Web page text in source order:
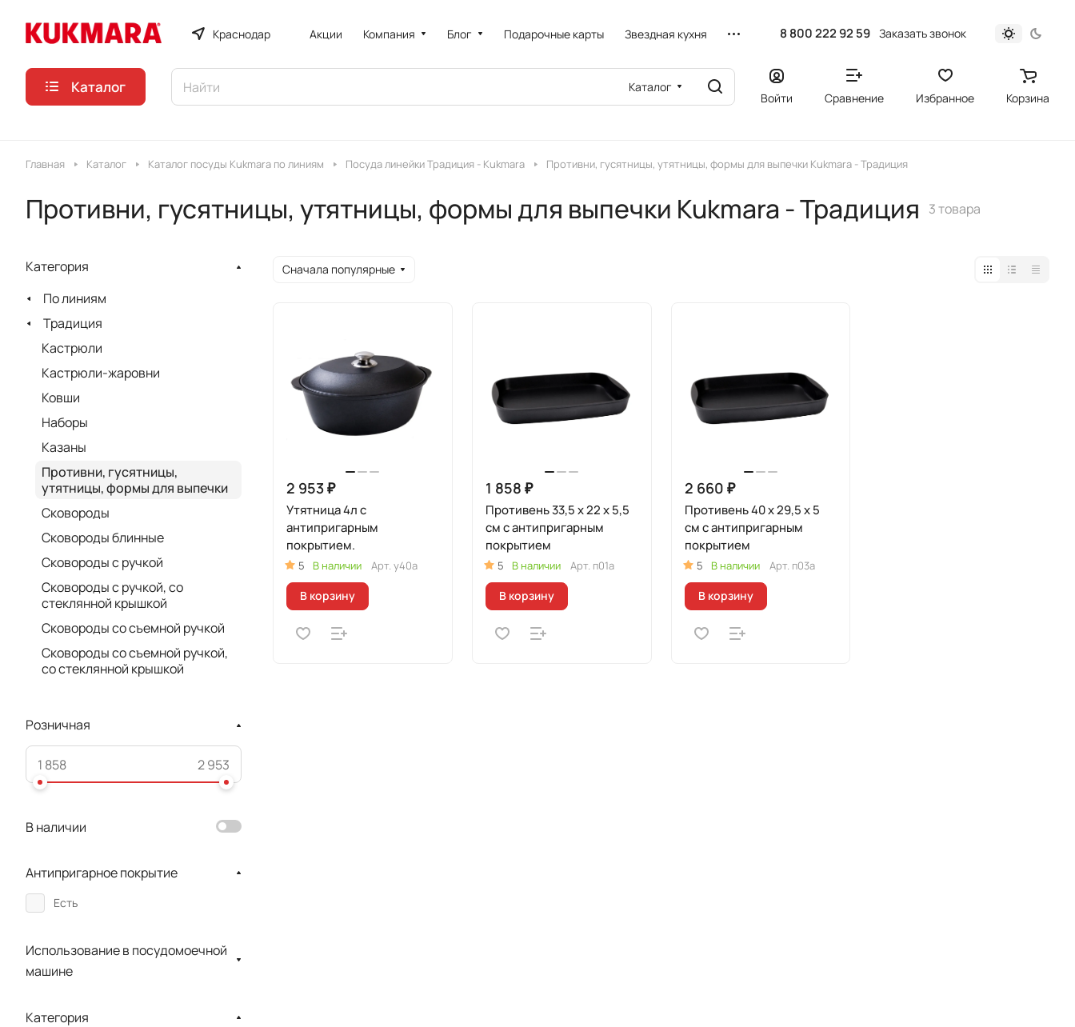
Краснодар Акции Компания Блог Подарочные карты Звездная кухня 8 800 222 92 59 Заказать звонок
Каталог Каталог
Войти Сравнение Избранное Корзина
Главная Каталог Каталог посуды Kukmara по линиям Посуда линейки Традиция - Kukmara Противни, гусятницы, утятницы, формы для выпечки Kukmara - Традиция
Противни, гусятницы, утятницы, формы для выпечки Kukmara - Традиция 3 товара
Сначала популярные
2 953 ₽
Утятница 4л с
антипригарным
покрытием.
5 В наличии Арт. у40а
В корзину
1 858 ₽
Противень 33,5 x 22 x 5,5
см с антипригарным
покрытием
5 В наличии Арт. п01а
В корзину
2 660 ₽
Противень 40 x 29,5 x 5
см с антипригарным
покрытием
5 В наличии Арт. п03а
В корзину
Категория
По линиям
Традиция
Кастрюли
Кастрюли-жаровни
Ковши
Наборы
Казаны
Противни, гусятницы,
утятницы, формы для выпечки
Сковороды
Сковороды блинные
Сковороды с ручкой
Сковороды с ручкой, со
стеклянной крышкой
Сковороды со съемной ручкой
Сковороды со съемной ручкой,
со стеклянной крышкой
Розничная
В наличии
Антипригарное покрытие
Есть
Использование в посудомоечной
машине
Категория